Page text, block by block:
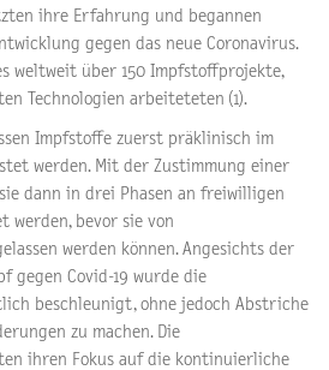
ihre Erfahrung und begannen
gegen das neue Coronavirus.
weltweit über 150 Impfstoffprojekte,
Technologien arbeiteteten (1).
Impfstoffe zuerst präklinisch im
werden. Mit der Zustimmung einer
dann in drei Phasen an freiwilligen
werden, bevor sie von
werden können. Angesichts der
gegen Covid-19 wurde die
beschleunigt, ohne jedoch Abstriche
zu machen. Die
ihren Fokus auf die kontinuierliche